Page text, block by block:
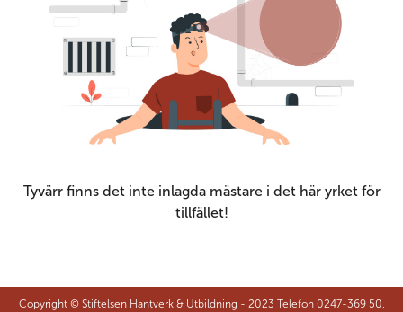
Tyvärr finns det inte inlagda mästare i det här yrket för
tillfället!
Copyright © Stiftelsen Hantverk & Utbildning - 2023 Telefon 0247-369 50,